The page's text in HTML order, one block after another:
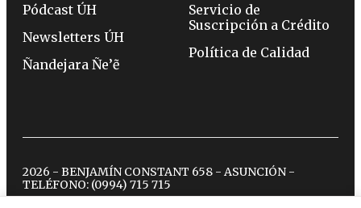
Pódcast ÚH
Newsletters ÚH
Ñandejara Ñe’ẽ
Servicio de
Suscripción a Crédito
Política de Calidad
2026 - BENJAMÍN CONSTANT 658 - ASUNCIÓN -
TELÉFONO: (0994) 715 715